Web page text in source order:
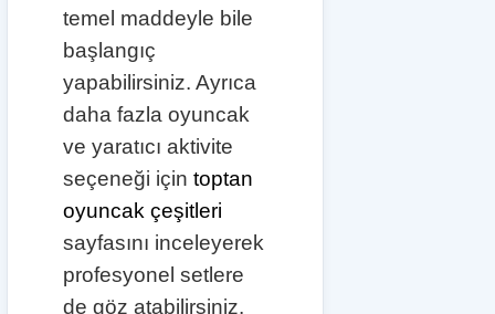
temel maddeyle bile
başlangıç
yapabilirsiniz. Ayrıca
daha fazla oyuncak
ve yaratıcı aktivite
seçeneği için toptan
oyuncak çeşitleri
sayfasını inceleyerek
profesyonel setlere
de göz atabilirsiniz.